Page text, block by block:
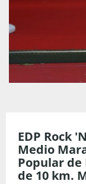
EDP Rock
Medio
Popular de
de 10 km.